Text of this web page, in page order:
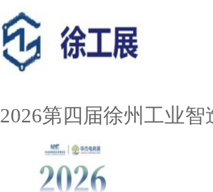
2026第四届徐州工业智